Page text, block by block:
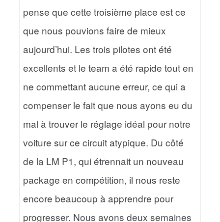
pense que cette troisième place est ce
que nous pouvions faire de mieux
aujourd’hui. Les trois pilotes ont été
excellents et le team a été rapide tout en
ne commettant aucune erreur, ce qui a
compenser le fait que nous ayons eu du
mal à trouver le réglage idéal pour notre
voiture sur ce circuit atypique. Du côté
de la LM P1, qui étrennait un nouveau
package en compétition, il nous reste
encore beaucoup à apprendre pour
progresser. Nous avons deux semaines